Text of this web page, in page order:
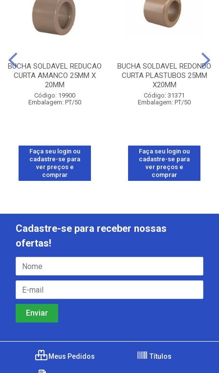
BUCHA SOLDAVEL REDUCAO
CURTA AMANCO 25MM X
20MM
Código: 19900
Embalagem: PT/50
Faça seu login ou
cadastre-se para
ver preços e
comprar
BUCHA SOLDAVEL REDONDO
CURTA PLASTUBOS 25MM
X20MM
Código: 31371
Embalagem: PT/50
Faça seu login ou
cadastre-se para
ver preços e
comprar
Cadastre-se para receber nossas
ofertas!
Meus Pedidos Títulos